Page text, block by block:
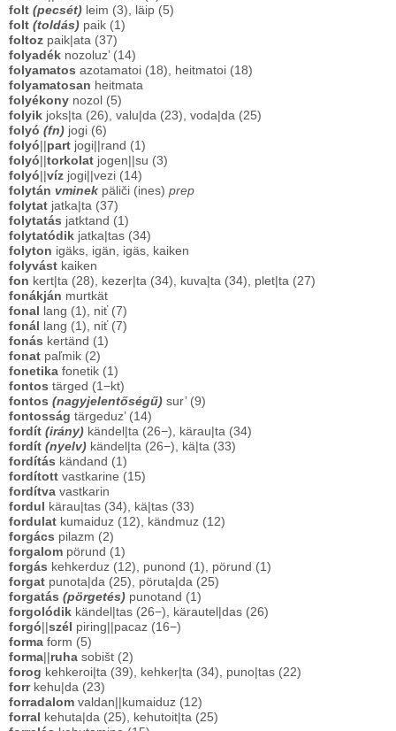
folt (pecsét) leim (3), läip (5)
folt (toldás) paik (1)
foltoz paik|ata (37)
folyadék nozoluz’ (14)
folyamatos azotamatoi (18), heitmatoi (18)
folyamatosan heitmata
folyékony nozol (5)
folyik joks|ta (26), valu|da (23), voda|da (25)
folyó (fn) jogi (6)
folyó
part jogi||rand (1)
folyó torkolat jogen||su (3)
folyó víz jogi||vezi (14)
folytán vminek päliči (ines) prep
folytat jatka|ta (37)
folytatás jatktand (1)
folytatódik jatka|tas (34)
folyton igäks, igän, igäs, kaiken
folyvást kaiken
fon kert|ta (28), kezer|ta (34), kuva|ta (34), plet|ta (27)
fonákján murtkät
fonal
lang (1), niť (7)
fonál
lang (1), niť (7)
fonás kertänd (1)
fonat paľmik (2)
fonetika fonetik (1)
fontos tärged (1−kt)
fontos (nagyjelentőségű) sur’ (9)
fontosság tärgeduz’ (14)
fordít (irány) kändel|ta (26−), kärau|ta (34)
fordít (nyelv) kändel|ta (26−), kä|ta (33)
fordítás kändand (1)
fordított vastkarine (15)
fordítva vastkarin
fordul
kärau|tas (34), kä|tas (33)
fordulat kumaiduz (12), kändmuz (12)
forgács pilazm (2)
forgalom pörund (1)
forgás kehkerduz (12), punond (1), pörund (1)
forgat punota|da (25), pöruta|da (25)
forgatás (pörgetés) punotand (1)
forgolódik kändel|tas (26−), kärautel|das (26)
forgó szél piring||pacaz (16−)
forma form (5)
forma ruha sobišt (2)
forog kehkeroi|ta (39), kehker|ta (34), puno|tas (22)
forr kehu|da (23)
forradalom valdan||kumaiduz (12)
forral
kehuta|da (25), kehutoit|ta (25)